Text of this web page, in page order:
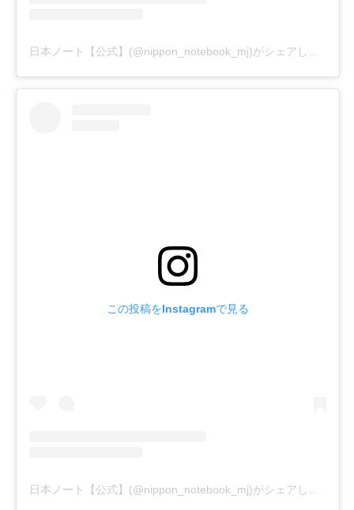
日本ノート【公式】(@nippon_notebook_mj)がシェアした投稿
この投稿をInstagramで見る